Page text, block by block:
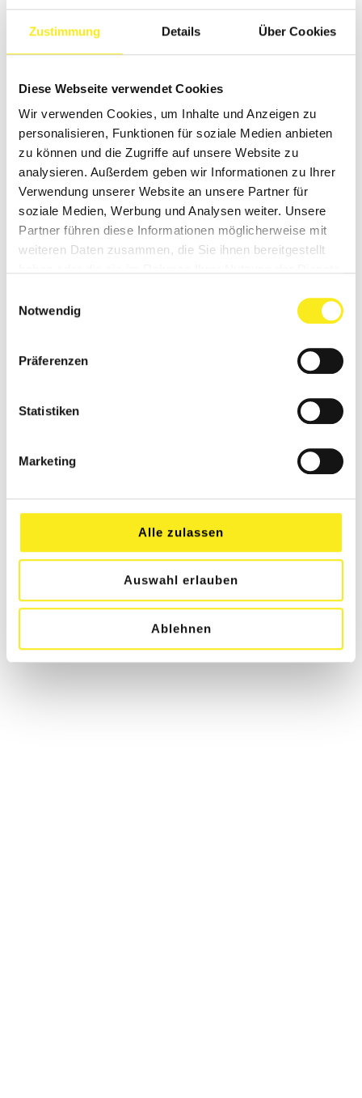
Zustimmung Details Über Cookies
Diese Webseite verwendet Cookies
Wir verwenden Cookies, um Inhalte und Anzeigen zu
personalisieren, Funktionen für soziale Medien anbieten
zu können und die Zugriffe auf unsere Website zu
analysieren. Außerdem geben wir Informationen zu Ihrer
Verwendung unserer Website an unsere Partner für
soziale Medien, Werbung und Analysen weiter. Unsere
Partner führen diese Informationen möglicherweise mit
weiteren Daten zusammen, die Sie ihnen bereitgestellt
Notwendig
Präferenzen
Statistiken
Marketing
Alle zulassen
Auswahl erlauben
Ablehnen